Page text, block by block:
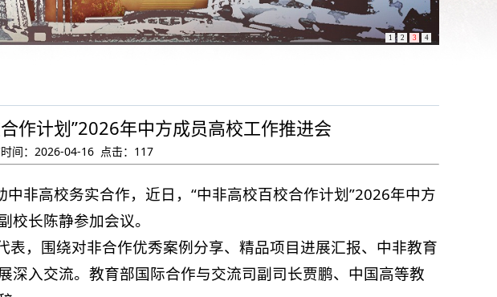
1 2 3 4
作计划”2026年中方成员高校工作推进会
间：2026-04-16 点击： 117
非高校务实合作，近日，“中非高校百校合作计划”2026年中方
长陈静参加会议。
，围绕对非合作优秀案例分享、精品项目进展汇报、中非教育
深入交流。教育部国际合作与交流司副司长贾鹏、中国高等教